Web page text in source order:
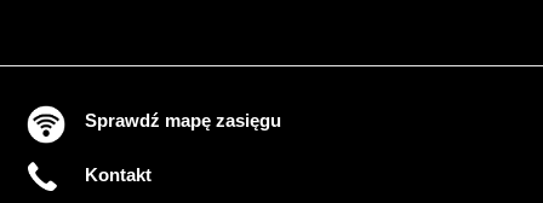
Sprawdź mapę zasięgu
Kontakt